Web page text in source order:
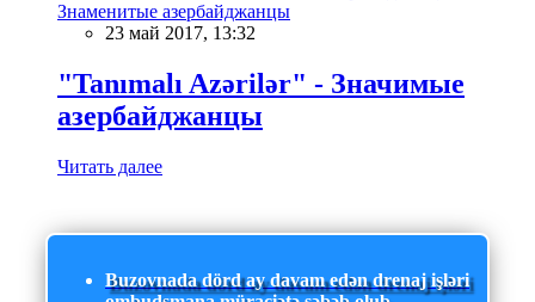
Знаменитые азербайджанцы
23 май 2017, 13:32
"Tanımalı Azərilər" - Значимые
азербайджанцы
Читать далее
Buzovnada dörd ay davam edən drenaj işləri